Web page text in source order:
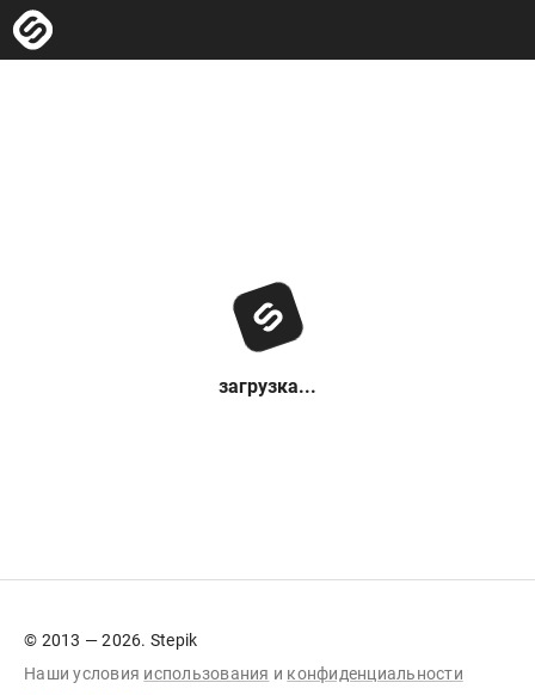
загрузка...
© 2013 — 2026. Stepik
Наши условия использования и конфиденциальности